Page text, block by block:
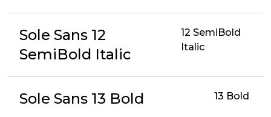
Sole Sans 12
SemiBold Italic
12 SemiBold
Italic
Sole Sans 13 Bold 13 Bold